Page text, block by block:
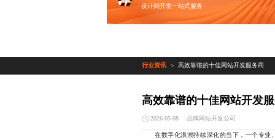
设计到开发一站式服务
行业资讯 > 高效靠谱的十佳网站开发服务商
高效靠谱的十佳网站开发
2026-05-08 品牌网站开发公司
在数字化浪潮持续深化的当下，一个专业